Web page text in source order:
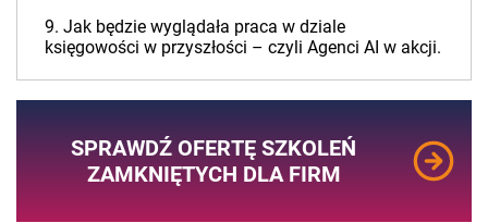
9. Jak będzie wyglądała praca w dziale
księgowości w przyszłości – czyli Agenci AI w akcji.
SPRAWDŹ OFERTĘ SZKOLEŃ
ZAMKNIĘTYCH DLA FIRM